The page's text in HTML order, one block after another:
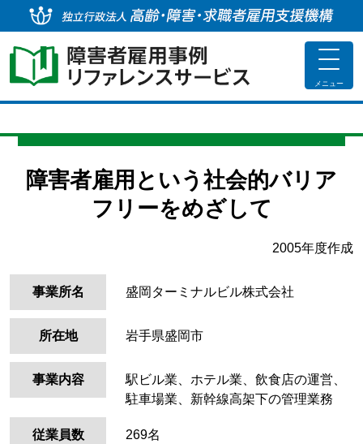
toggle
メニュー
障害者雇用という社会的バリア
フリーをめざして
2005年度作成
事業所名 盛岡ターミナルビル株式会社
所在地 岩手県盛岡市
事業内容
駅ビル業、ホテル業、飲食店の運営、
駐車場業、新幹線高架下の管理業務
従業員数 269名